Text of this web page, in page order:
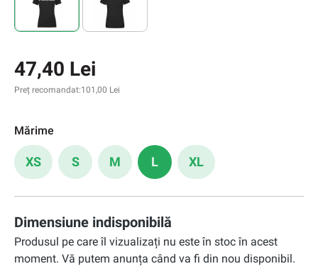
47,40 Lei
Preț recomandat:101,00 Lei
Mărime
XS S M L XL
Dimensiune indisponibilă
Produsul pe care îl vizualizați nu este în stoc în acest
moment. Vă putem anunța când va fi din nou disponibil.